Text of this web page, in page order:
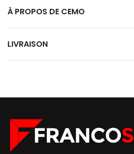
À PROPOS DE CEMO
LIVRAISON